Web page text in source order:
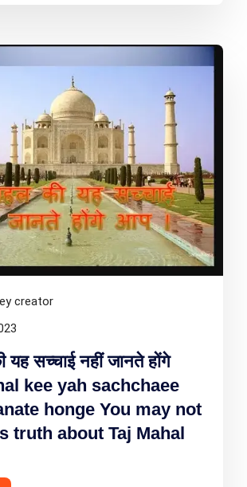
creator
यह सच्चाई नहीं जानते होंगे
kee yah sachchaee
honge You may not
truth about Taj Mahal